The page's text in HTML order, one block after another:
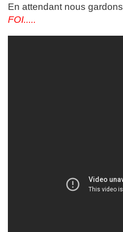
En attendant nous gardons
FOI.....